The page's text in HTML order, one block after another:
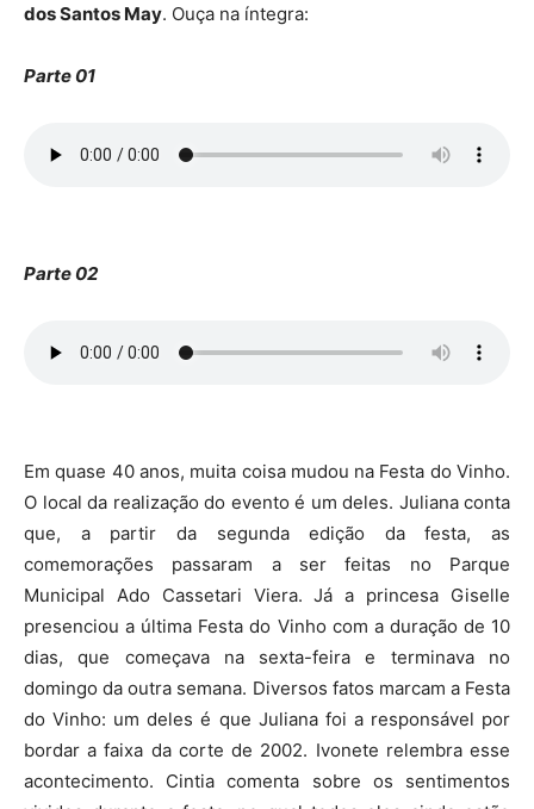
dos Santos May. Ouça na íntegra:
Parte 01
Parte 02
Em quase 40 anos, muita coisa mudou na Festa do Vinho.
O local da realização do evento é um deles. Juliana conta
que, a partir da segunda edição da festa, as
comemorações passaram a ser feitas no Parque
Municipal Ado Cassetari Viera. Já a princesa Giselle
presenciou a última Festa do Vinho com a duração de 10
dias, que começava na sexta-feira e terminava no
domingo da outra semana. Diversos fatos marcam a Festa
do Vinho: um deles é que Juliana foi a responsável por
bordar a faixa da corte de 2002. Ivonete relembra esse
acontecimento. Cintia comenta sobre os sentimentos